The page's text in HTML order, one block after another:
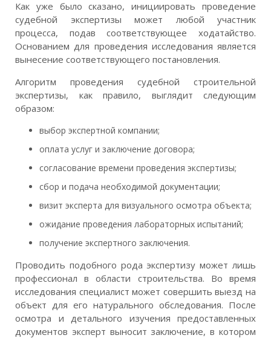
Как уже было сказано, инициировать проведение
судебной экспертизы может любой участник
процесса, подав соответствующее ходатайство.
Основанием для проведения исследования является
вынесение соответствующего постановления.
Алгоритм проведения судебной строительной
экспертизы, как правило, выглядит следующим
образом:
выбор экспертной компании;
оплата услуг и заключение договора;
согласование времени проведения экспертизы;
сбор и подача необходимой документации;
визит эксперта для визуального осмотра объекта;
ожидание проведения лабораторных испытаний;
получение экспертного заключения.
Проводить подобного рода экспертизу может лишь
профессионал в области строительства. Во время
исследования специалист может совершить выезд на
объект для его натурального обследования. После
осмотра и детального изучения предоставленных
документов эксперт выносит заключение, в котором